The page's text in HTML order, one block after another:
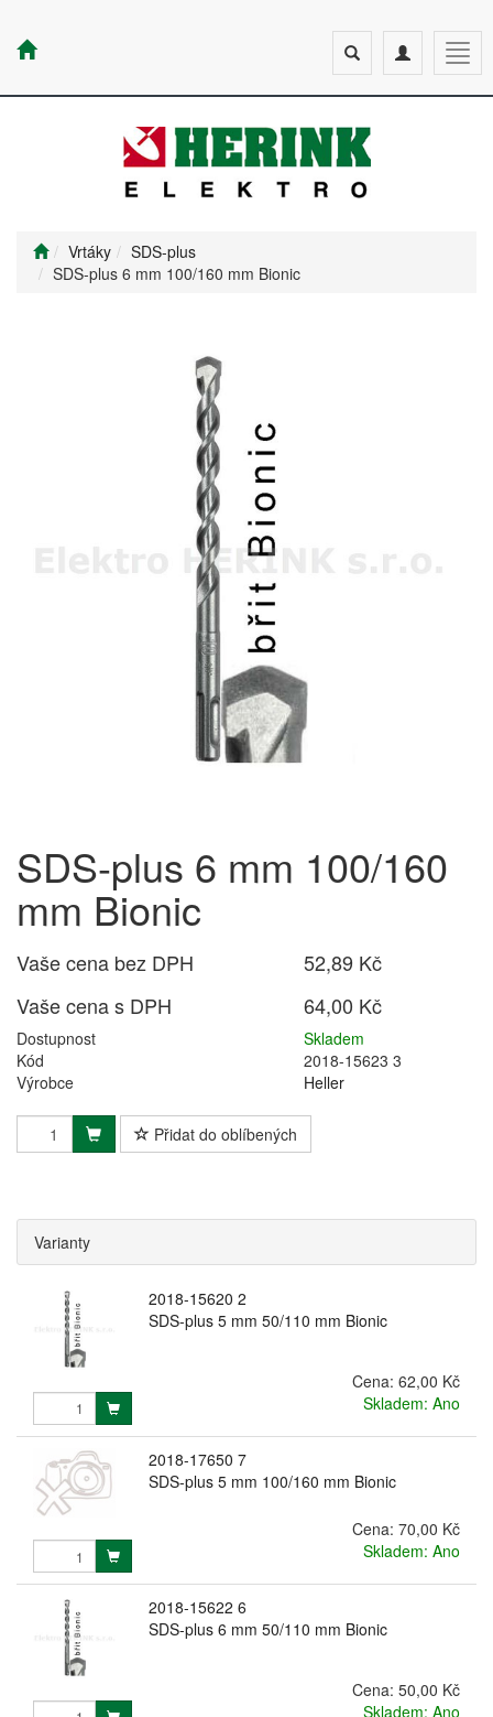
Toggle
navigation
Toggle
search
Vrtáky
SDS-plus
SDS-plus 6 mm 100/160 mm Bionic
SDS-plus 6 mm 100/160
mm Bionic
Vaše cena bez DPH
52,89 Kč
Vaše cena s DPH
64,00 Kč
Dostupnost
Skladem
Kód
2018-15623 3
Výrobce
Heller
Přidat do oblíbených
Varianty
2018-15620 2
SDS-plus 5 mm 50/110 mm Bionic
Cena: 62,00 Kč
Skladem: Ano
2018-17650 7
SDS-plus 5 mm 100/160 mm Bionic
Cena: 70,00 Kč
Skladem: Ano
2018-15622 6
SDS-plus 6 mm 50/110 mm Bionic
Cena: 50,00 Kč
Skladem: Ano